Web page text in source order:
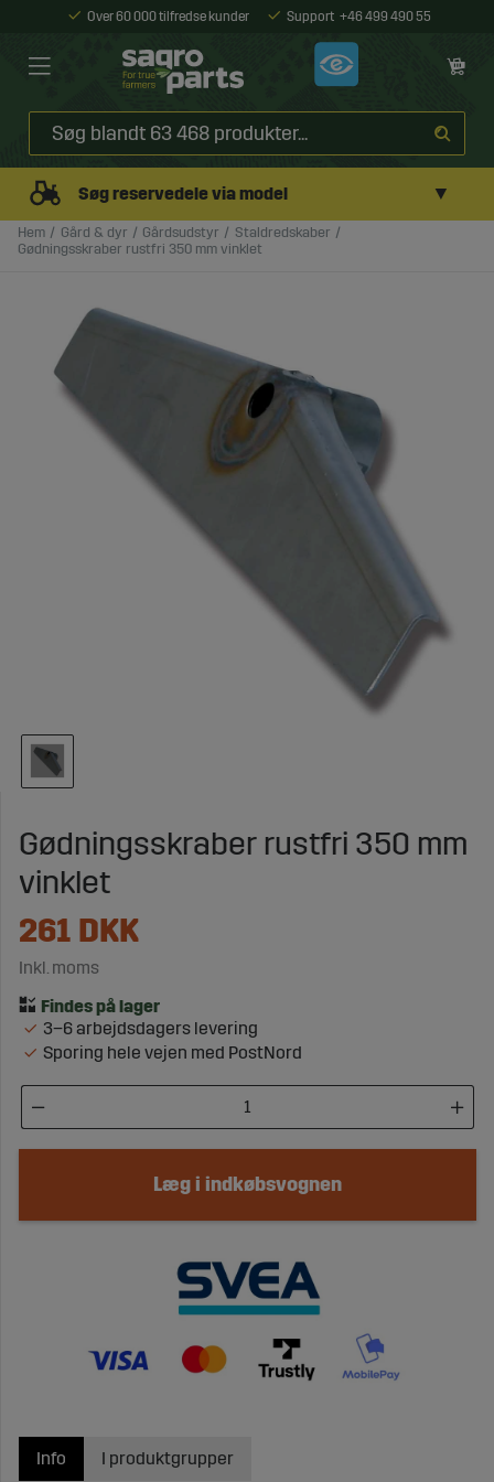
Over 60 000 tilfredse kunder Support +46 499 490 55
Søg reservedele via model ▼
Hem Gård & dyr Gårdsudstyr
Staldredskaber
Gødningsskraber rustfri 350 mm vinklet
Gødningsskraber rustfri 350 mm
vinklet
261 DKK
Inkl. moms
3–6 arbejdsdagers levering
Sporing hele vejen med PostNord
Læg i indkøbsvognen
Info I produktgrupper